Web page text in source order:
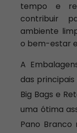
tempo e
contribuir
ambiente
o bem-estar
A
das
Big Bags e
uma ótima
Pano